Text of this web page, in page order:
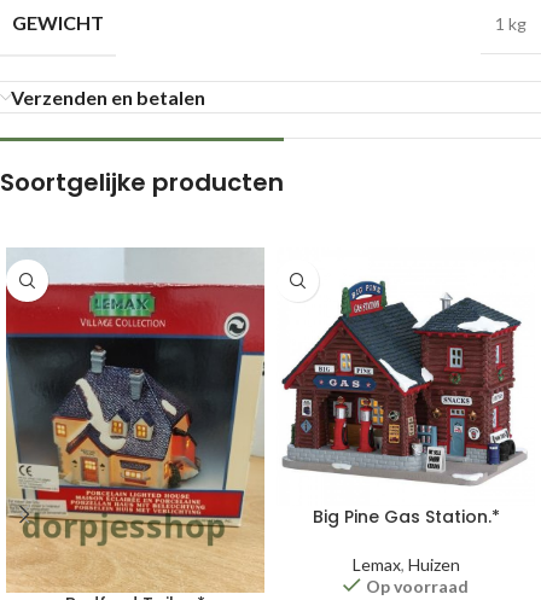
GEWICHT
1 kg
Verzenden en betalen
Soortgelijke producten
Big Pine Gas Station.*
Lemax, Huizen
Op voorraad